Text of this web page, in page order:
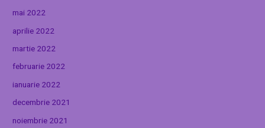
mai 2022
aprilie 2022
martie 2022
februarie 2022
ianuarie 2022
decembrie 2021
noiembrie 2021